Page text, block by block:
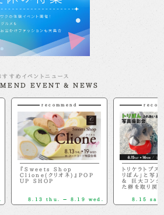
すすめイベントニュース
EVENT & NEWS
recommend
『Sweets Shop
Clione(クリオネ)』POP
UP SHOP
8.13 thu. － 8.19 wed.
トリケラトプス
リぼん」と写
＆ 巨大コング
た卵を取り戻せ
8.15 sat.